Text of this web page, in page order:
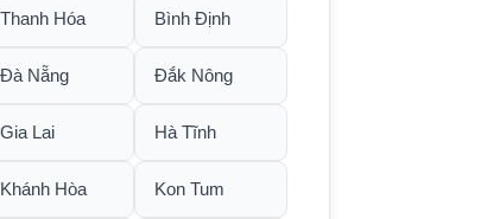
Thanh Hóa Bình Định
Đà Nẵng Đắk Nông
Gia Lai Hà Tĩnh
Khánh Hòa Kon Tum